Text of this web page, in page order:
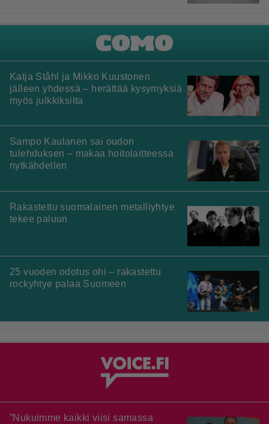
Katja Ståhl ja Mikko Kuustonen
jälleen yhdessä – herättää kysymyksiä
myös julkkiksilta
Sampo Kaulanen sai oudon
tulehduksen – makaa hoitolaitteessa
nytkähdellen
Rakastettu suomalainen metalliyhtye
tekee paluun
25 vuoden odotus ohi – rakastettu
rockyhtye palaa Suomeen
”Nukuimme kaikki viisi samassa